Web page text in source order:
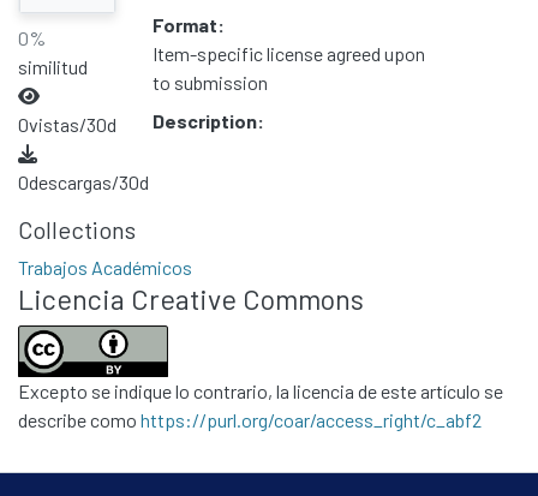
0%
similitud
0vistas/30d
0descargas/30d
Format:
Item-specific license agreed upon
to submission
Description:
Collections
Trabajos Académicos
Licencia Creative Commons
Excepto se indique lo contrario, la licencia de este artículo se
describe como https://purl.org/coar/access_right/c_abf2